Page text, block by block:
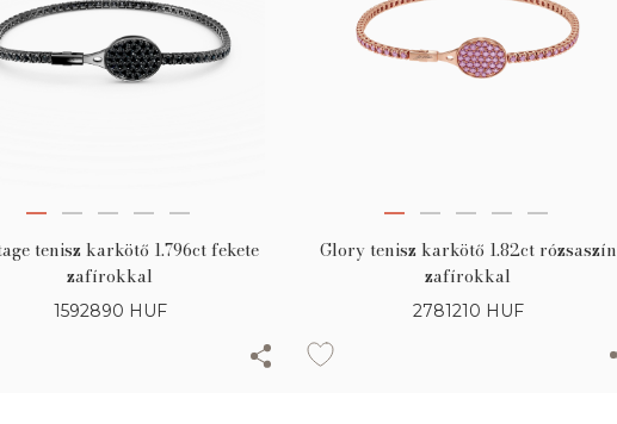
tenisz karkötő 1.796ct fekete
zafírokkal
1592890 HUF
Glory tenisz karkötő 1.82ct rózsaszín
zafírokkal
2781210 HUF